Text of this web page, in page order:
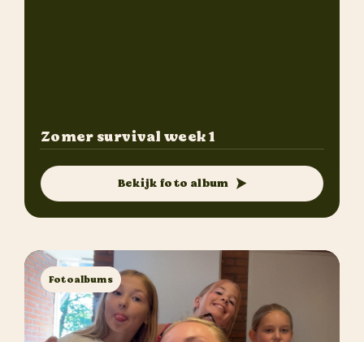
Zomer survival week 1
Bekijk foto album
Fotoalbums